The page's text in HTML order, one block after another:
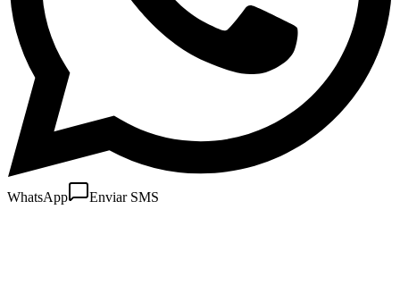
WhatsApp Enviar SMS